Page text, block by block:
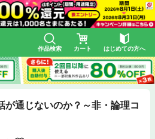
作品検索 カート はじめての方へ
が通じないのか？～非・論理コ